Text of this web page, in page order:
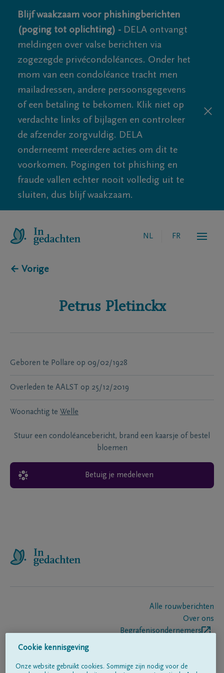
Blijf waakzaam voor phishingberichten
(poging tot oplichting) - DELA ontvangt
meldingen over valse berichten via
zogezegde privécondoléances. Onder het
mom van een condoléance tracht men
mailadressen, andere persoonsgegevens
of een betaling te bekomen. Klik niet op
verdachte links of bijlagen en controleer
de afzender zorgvuldig. DELA
onderneemt meerdere acties om dit te
voorkomen. Pogingen tot phishing en
fraude vallen echter nooit volledig uit te
sluiten, dus blijf waakzaam.
NL FR
← Vorige
Petrus Pletinckx
Geboren te Pollare op 09/02/1928
Overleden te AALST op 25/12/2019
Woonachtig te Welle
Stuur een condoléancebericht, brand een kaarsje of bestel
bloemen
Betuig je medeleven
Alle rouwberichten
Over ons
Begrafenisondernemers
Cookie kennisgeving
Onze website gebruikt cookies. Sommige zijn nodig voor de